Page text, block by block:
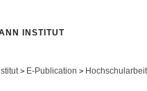
INSTITUT
> E-Publication >